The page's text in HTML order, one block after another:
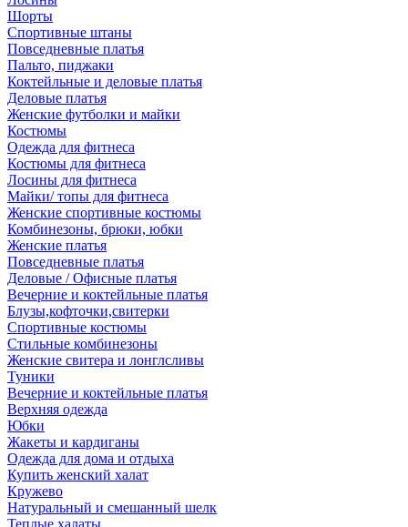
Шорты
Спортивные штаны
Повседневные платья
Пальто, пиджаки
Коктейльные и деловые платья
Деловые платья
Женские футболки и майки
Костюмы
Одежда для фитнеса
Костюмы для фитнеса
Лосины для фитнеса
Майки/ топы для фитнеса
Женские спортивные костюмы
Комбинезоны, брюки, юбки
Женские платья
Повседневные платья
Деловые / Офисные платья
Вечерние и коктейльные платья
Блузы,кофточки,свитерки
Спортивные костюмы
Стильные комбинезоны
Женские свитера и лонглсливы
Туники
Вечерние и коктейльные платья
Верхняя одежда
Юбки
Жакеты и кардиганы
Одежда для дома и отдыха
Купить женский халат
Кружево
Натуральный и смешанный шелк
Теплые халаты